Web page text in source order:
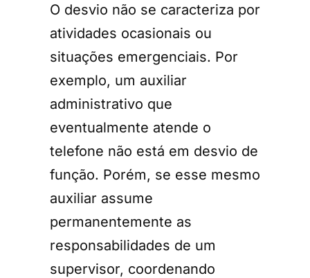
O desvio não se caracteriza por
atividades ocasionais ou
situações emergenciais. Por
exemplo, um auxiliar
administrativo que
eventualmente atende o
telefone não está em desvio de
função. Porém, se esse mesmo
auxiliar assume
permanentemente as
responsabilidades de um
supervisor, coordenando